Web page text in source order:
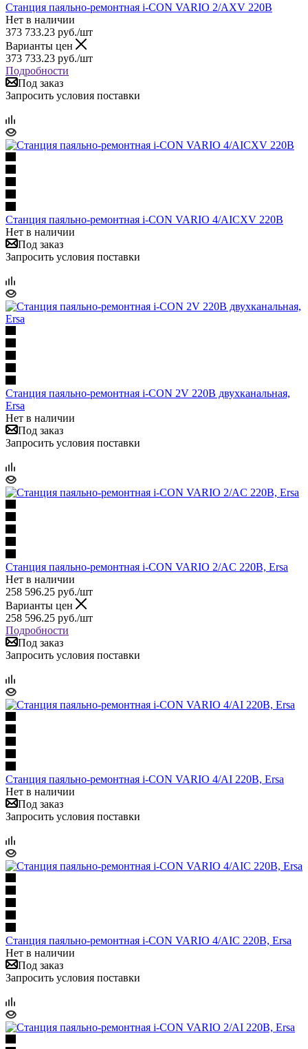
Станция паяльно-ремонтная i-CON VARIO 2/AXV 220В
Нет в наличии
373 733.23 руб./шт
Варианты цен
373 733.23 руб./шт
Подробности
Под заказ
Запросить условия поставки
Станция паяльно-ремонтная i-CON VARIO 4/AICXV 220В
Нет в наличии
Под заказ
Запросить условия поставки
Станция паяльно-ремонтная i-CON 2V 220В двухканальная,
Ersa
Нет в наличии
Под заказ
Запросить условия поставки
Станция паяльно-ремонтная i-CON VARIO 2/AC 220В, Ersa
Нет в наличии
258 596.25 руб./шт
Варианты цен
258 596.25 руб./шт
Подробности
Под заказ
Запросить условия поставки
Станция паяльно-ремонтная i-CON VARIO 4/AI 220В, Ersa
Нет в наличии
Под заказ
Запросить условия поставки
Станция паяльно-ремонтная i-CON VARIO 4/AIC 220В, Ersa
Нет в наличии
Под заказ
Запросить условия поставки